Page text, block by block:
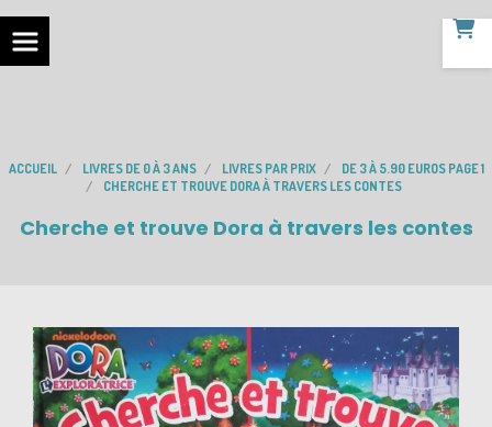
ACCUEIL LIVRES DE 0 À 3 ANS LIVRES PAR PRIX
DE 3 À 5.90 EUROS PAGE 1
CHERCHE ET TROUVE DORA À TRAVERS LES CONTES
Cherche et trouve Dora à travers les contes